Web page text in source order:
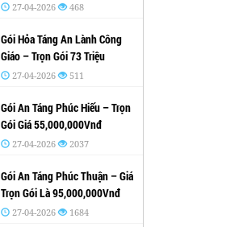
27-04-2026 468
Gói Hỏa Táng An Lành Công
Giáo – Trọn Gói 73 Triệu
27-04-2026 511
Gói An Táng Phúc Hiếu – Trọn
Gói Giá 55,000,000Vnđ
27-04-2026 2037
Gói An Táng Phúc Thuận – Giá
Trọn Gói Là 95,000,000Vnđ
27-04-2026 1684